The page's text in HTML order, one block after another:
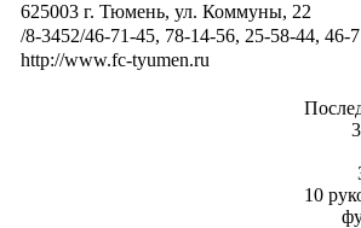
625003 г. Тюмень, ул. Коммуны, 22
/8-3452/46-71-45, 78-14-56, 25-58-44, 46-
http://www.fc-tyumen.ru
10